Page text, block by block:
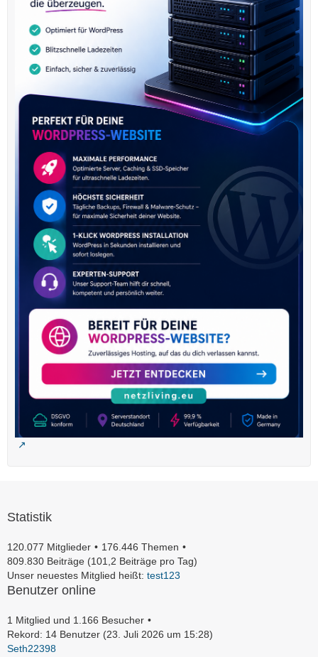
Statistik
120.077 Mitglieder
176.446 Themen
809.830 Beiträge (101,2 Beiträge pro Tag)
Unser neuestes Mitglied heißt: test123
Benutzer online
1 Mitglied und 1.166 Besucher
Rekord: 14 Benutzer (23. Juli 2026 um 15:28)
Seth22398